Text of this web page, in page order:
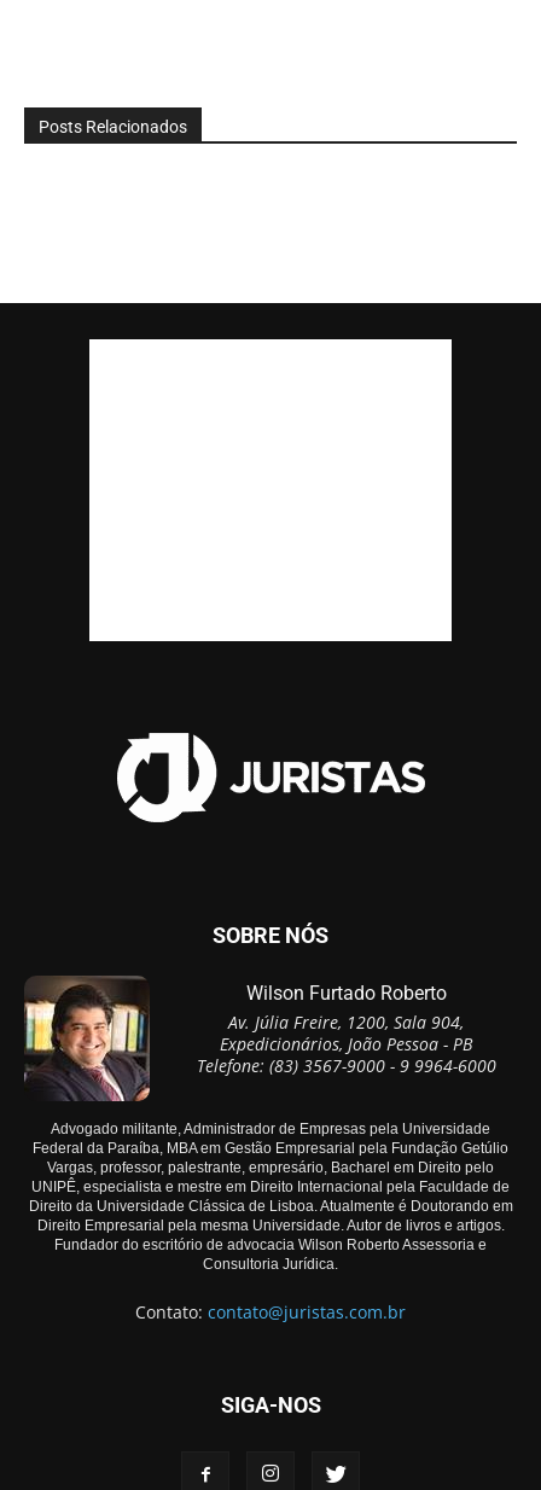
Posts Relacionados
SOBRE NÓS
Wilson Furtado Roberto
Av. Júlia Freire, 1200, Sala 904,
Expedicionários, João Pessoa - PB
Telefone: (83) 3567-9000 - 9 9964-6000
Advogado militante, Administrador de Empresas pela Universidade
Federal da Paraíba, MBA em Gestão Empresarial pela Fundação Getúlio
Vargas, professor, palestrante, empresário, Bacharel em Direito pelo
UNIPÊ, especialista e mestre em Direito Internacional pela Faculdade de
Direito da Universidade Clássica de Lisboa. Atualmente é Doutorando em
Direito Empresarial pela mesma Universidade. Autor de livros e artigos.
Fundador do escritório de advocacia Wilson Roberto Assessoria e
Consultoria Jurídica.
Contato: contato@juristas.com.br
SIGA-NOS